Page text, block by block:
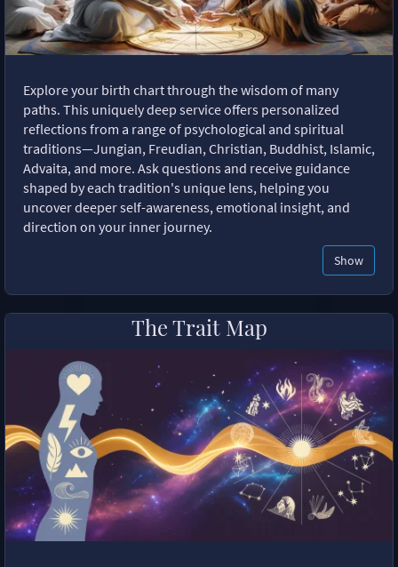
Explore your birth chart through the wisdom of many
paths. This uniquely deep service offers personalized
reflections from a range of psychological and spiritual
traditions—Jungian, Freudian, Christian, Buddhist, Islamic,
Advaita, and more. Ask questions and receive guidance
shaped by each tradition's unique lens, helping you
uncover deeper self-awareness, emotional insight, and
direction on your inner journey.
Show
The Trait Map